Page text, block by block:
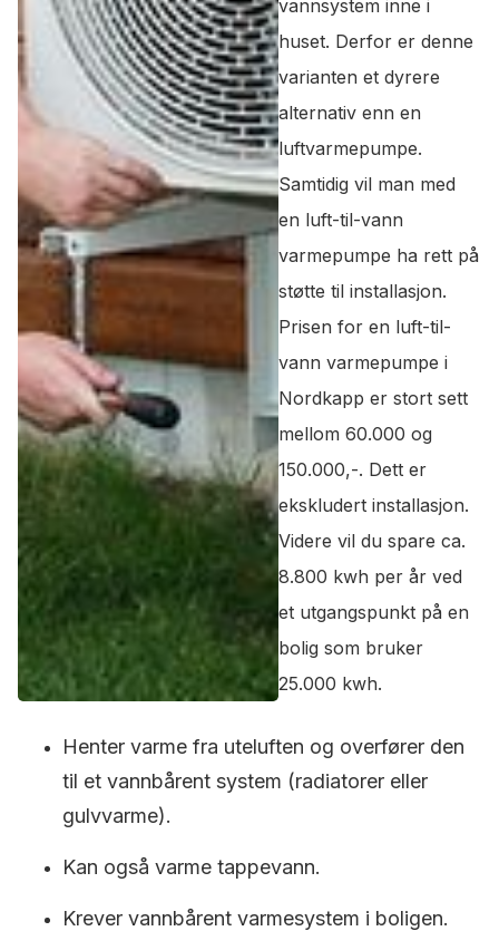
vannsystem inne i
huset. Derfor er denne
varianten et dyrere
alternativ enn en
luftvarmepumpe.
Samtidig vil man med
en luft-til-vann
varmepumpe ha rett på
støtte til installasjon.
Prisen for en luft-til-
vann varmepumpe i
Nordkapp er stort sett
mellom 60.000 og
150.000,-. Dett er
ekskludert installasjon.
Videre vil du spare ca.
8.800 kwh per år ved
et utgangspunkt på en
bolig som bruker
25.000 kwh.
Henter varme fra uteluften og overfører den
til et vannbårent system (radiatorer eller
gulvvarme).
Kan også varme tappevann.
Krever vannbårent varmesystem i boligen.